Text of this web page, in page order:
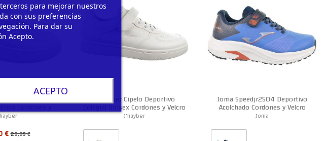
para mejorar nuestros
con sus preferencias
Para dar su
Acepto.
ACEPTO
Deportivo
Cordones y
Unisex
€29,95 €
J´hayber Cipelo Deportivo
Colegial Unisex Cordones y Velcro
J'hayber
Joma Speedjr2504 Deportivo
Acolchado Cordones y Velcro
Niño
Joma